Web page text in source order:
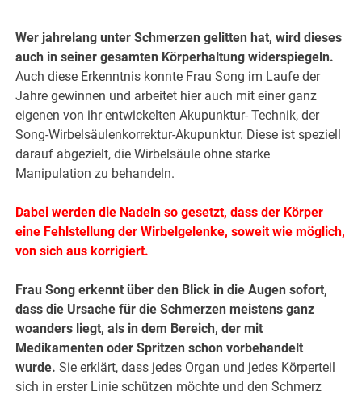
Wer jahrelang unter Schmerzen gelitten hat, wird dieses
auch in seiner gesamten Körperhaltung widerspiegeln.
Auch diese Erkenntnis konnte Frau Song im Laufe der
Jahre gewinnen und arbeitet hier auch mit einer ganz
eigenen von ihr entwickelten Akupunktur- Technik, der
Song-Wirbelsäulenkorrektur-Akupunktur. Diese ist speziell
darauf abgezielt, die Wirbelsäule ohne starke
Manipulation zu behandeln.
Dabei werden die Nadeln so gesetzt, dass der Körper
eine Fehlstellung der Wirbelgelenke, soweit wie möglich,
von sich aus korrigiert.
Frau Song erkennt über den Blick in die Augen sofort,
dass die Ursache für die Schmerzen meistens ganz
woanders liegt, als in dem Bereich, der mit
Medikamenten oder Spritzen schon vorbehandelt
wurde. Sie erklärt, dass jedes Organ und jedes Körperteil
sich in erster Linie schützen möchte und den Schmerz